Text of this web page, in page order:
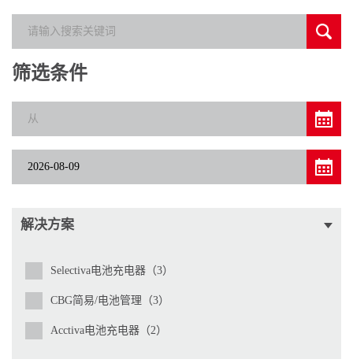
筛选条件
解决方案
Selectiva电池充电器（3）
CBG简易/电池管理（3）
Acctiva电池充电器（2）